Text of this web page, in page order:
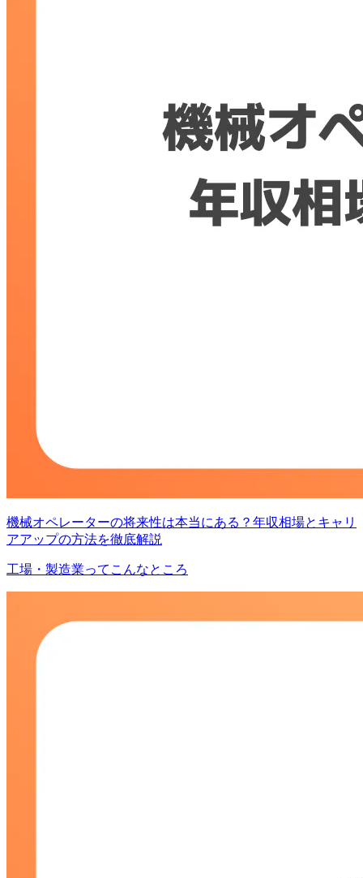
機械オペレーターの将来性は本当にある？年収相場とキャリ
アアップの方法を徹底解説
工場・製造業ってこんなところ